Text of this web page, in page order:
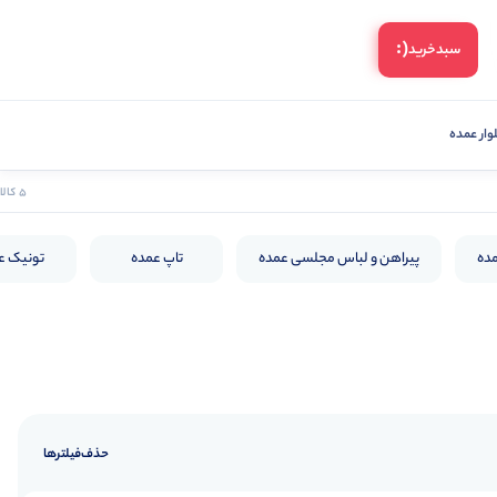
سبد‌خرید(:
عمده
5 کالا
پیراهن و لباس مجلسی عمده تاپ عمده تونیک
حذف‌فیلتر‌ها